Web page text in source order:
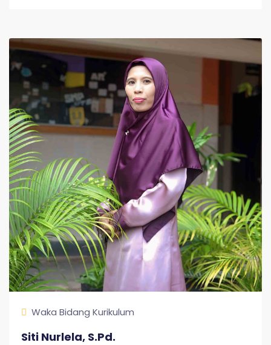
Waka Bidang Kurikulum
Siti Nurlela, S.Pd.